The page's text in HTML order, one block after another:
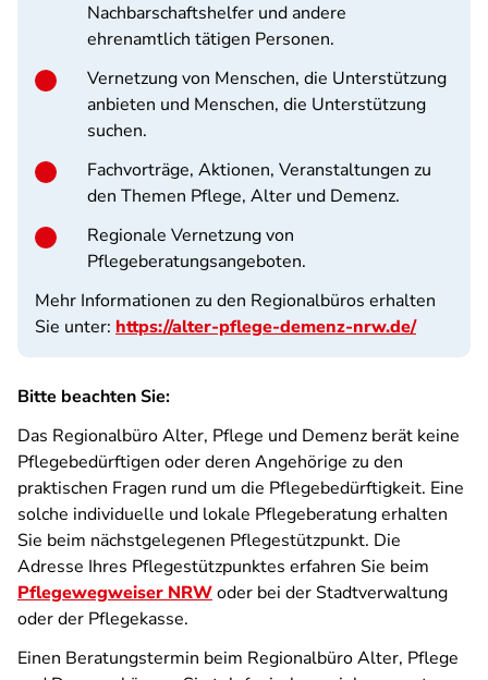
Nachbarschaftshelfer und andere
ehrenamtlich tätigen Personen.
Vernetzung von Menschen, die Unterstützung
anbieten und Menschen, die Unterstützung
suchen.
Fachvorträge, Aktionen, Veranstaltungen zu
den Themen Pflege, Alter und Demenz.
Regionale Vernetzung von
Pflegeberatungsangeboten.
Mehr Informationen zu den Regionalbüros erhalten
Sie unter: https://alter-pflege-demenz-nrw.de/
Bitte beachten Sie:
Das Regionalbüro Alter, Pflege und Demenz berät keine
Pflegebedürftigen oder deren Angehörige zu den
praktischen Fragen rund um die Pflegebedürftigkeit. Eine
solche individuelle und lokale Pflegeberatung erhalten
Sie beim nächstgelegenen Pflegestützpunkt. Die
Adresse Ihres Pflegestützpunktes erfahren Sie beim
Pflegewegweiser NRWoder bei der Stadtverwaltung
oder der Pflegekasse.
Einen Beratungstermin beim Regionalbüro Alter, Pflege